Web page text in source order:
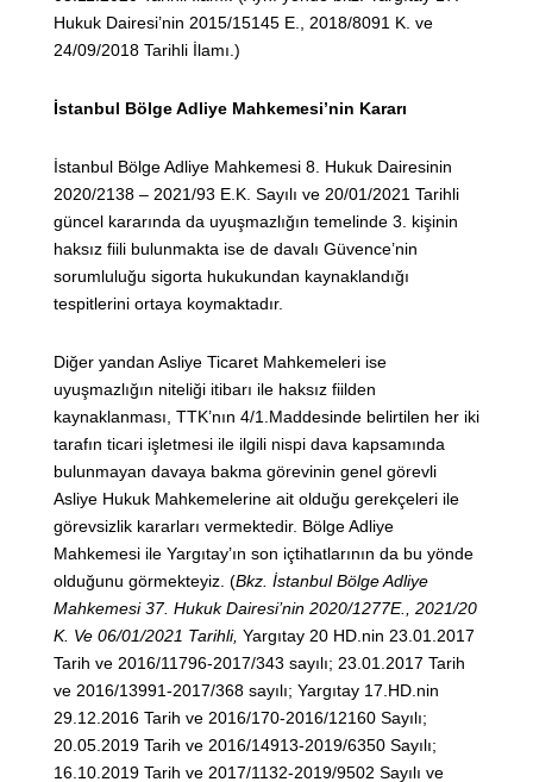
Hukuk Dairesi’nin 2015/15145 E., 2018/8091 K. ve
24/09/2018 Tarihli İlamı.)
İstanbul Bölge Adliye Mahkemesi’nin Kararı
İstanbul Bölge Adliye Mahkemesi 8. Hukuk Dairesinin
2020/2138 – 2021/93 E.K. Sayılı ve 20/01/2021 Tarihli
güncel kararında da uyuşmazlığın temelinde 3. kişinin
haksız fiili bulunmakta ise de davalı Güvence’nin
sorumluluğu sigorta hukukundan kaynaklandığı
tespitlerini ortaya koymaktadır.
Diğer yandan Asliye Ticaret Mahkemeleri ise
uyuşmazlığın niteliği itibarı ile haksız fiilden
kaynaklanması, TTK’nın 4/1.Maddesinde belirtilen her iki
tarafın ticari işletmesi ile ilgili nispi dava kapsamında
bulunmayan davaya bakma görevinin genel görevli
Asliye Hukuk Mahkemelerine ait olduğu gerekçeleri ile
görevsizlik kararları vermektedir. Bölge Adliye
Mahkemesi ile Yargıtay’ın son içtihatlarının da bu yönde
olduğunu görmekteyiz. (Bkz. İstanbul Bölge Adliye
Mahkemesi 37. Hukuk Dairesi’nin 2020/1277E., 2021/20
K. Ve 06/01/2021 Tarihli, Yargıtay 20 HD.nin 23.01.2017
Tarih ve 2016/11796-2017/343 sayılı; 23.01.2017 Tarih
ve 2016/13991-2017/368 sayılı; Yargıtay 17.HD.nin
29.12.2016 Tarih ve 2016/170-2016/12160 Sayılı;
20.05.2019 Tarih ve 2016/14913-2019/6350 Sayılı;
16.10.2019 Tarih ve 2017/1132-2019/9502 Sayılı ve